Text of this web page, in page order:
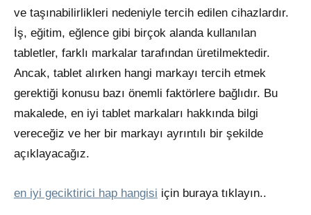
ve taşınabilirlikleri nedeniyle tercih edilen cihazlardır.
İş, eğitim, eğlence gibi birçok alanda kullanılan
tabletler, farklı markalar tarafından üretilmektedir.
Ancak, tablet alırken hangi markayı tercih etmek
gerektiği konusu bazı önemli faktörlere bağlıdır. Bu
makalede, en iyi tablet markaları hakkında bilgi
vereceğiz ve her bir markayı ayrıntılı bir şekilde
açıklayacağız.
en iyi geciktirici hap hangisi için buraya tıklayın..